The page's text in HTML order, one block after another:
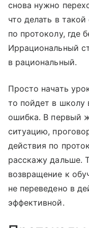
снова нужно
что делать в
по протоколу, где
Иррациональный
в рациональный.
Просто начать
то пойдет в школу
ошибка. В первый
ситуацию,
действия по
расскажу дальше.
возвращение к
не переведено в
эффективной.